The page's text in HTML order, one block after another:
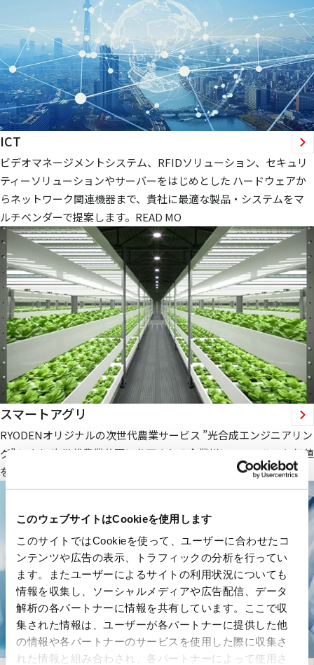
このウェブサイトはCookieを使用します
このサイトではCookieを使って、ユーザーに合わせたコ
ンテンツや広告の表示、トラフィックの分析を行ってい
ます。またユーザーによるサイトの利用状況についても
情報を収集し、ソーシャルメディアや広告配信、データ
解析の各パートナーに情報を共有しています。ここで収
集された情報は、ユーザーが各パートナーに提供した他
の情報や各パートナーのサービスを使用した際に収集さ
れた情報と組み合わされ、各パートナーによって使用さ
ICT
ビデオマネージメントシステム、RFIDソリューション、セキュリ
ティーソリューションやサーバーをはじめとした ハードウェアか
らネットワーク関連機器まで、貴社に最適な製品・システムをマ
ルチベンダーで提案します。READ MO
スマートアグリ
RYODENオリジナルの次世代農業サービス ”光合成エンジニアリン
グ” により 次世代農業分野に参画される企業様にフィールドと価値
を提供します。